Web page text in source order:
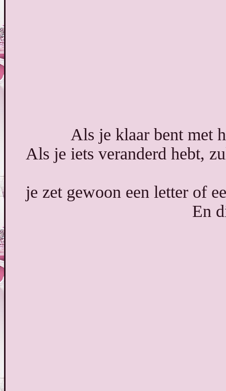
Als je klaar bent met
Als je iets veranderd hebt,
je zet gewoon een letter of
En